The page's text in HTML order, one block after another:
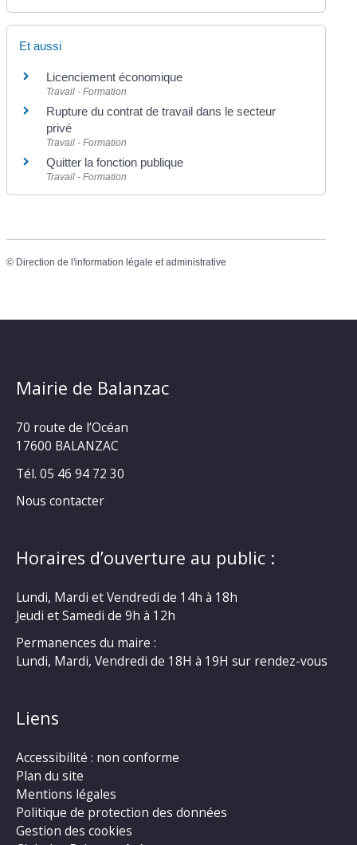
Et aussi
Licenciement économique
Travail - Formation
Rupture du contrat de travail dans le secteur
privé
Travail - Formation
Quitter la fonction publique
Travail - Formation
© Direction de l'information légale et administrative
Mairie de Balanzac
70 route de l’Océan
17600 BALANZAC
Tél. 05 46 94 72 30
Nous contacter
Horaires d’ouverture au public :
Lundi, Mardi et Vendredi de 14h à 18h
Jeudi et Samedi de 9h à 12h
Permanences du maire :
Lundi, Mardi, Vendredi de 18H à 19H sur rendez-vous
Liens
Accessibilité : non conforme
Plan du site
Mentions légales
Politique de protection des données
Gestion des cookies